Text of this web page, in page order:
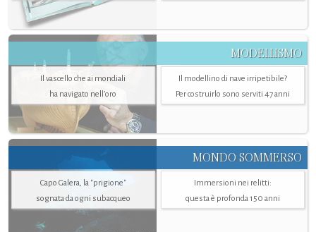
MODELLISMO
Il vascello che ai mondiali
ha navigato nell’oro
Il modellino di nave irripetibile?
Per costruirlo sono serviti 47 anni
MONDO SOMMERSO
Capo Galera, la "prigione"
sognata da ogni subacqueo
Immersioni nei relitti:
questa è profonda 150 anni